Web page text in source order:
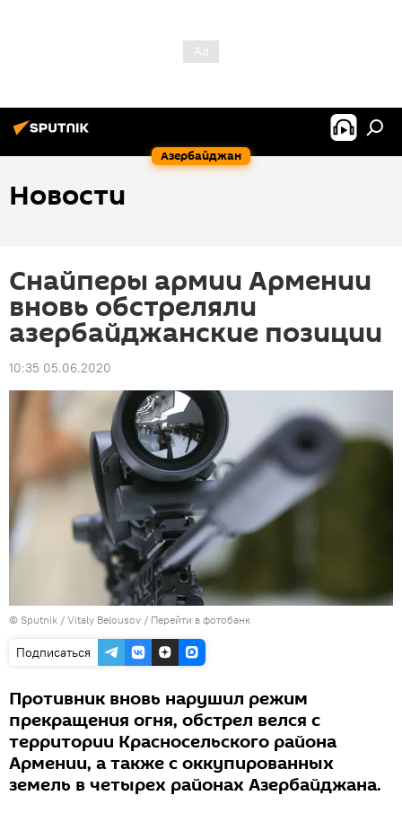
Азербайджан
Новости
Снайперы армии Армении
вновь обстреляли
азербайджанские позиции
10:35 05.06.2020
© Sputnik / Vitaly Belousov / Перейти в фотобанк
Подписаться
Противник вновь нарушил режим
прекращения огня, обстрел велся с
территории Красносельского района
Армении, а также с оккупированных
земель в четырех районах Азербайджана.